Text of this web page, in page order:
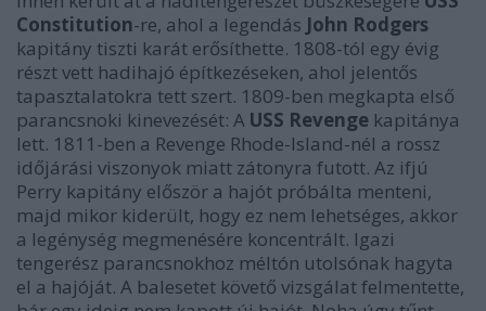
Constitution-re, ahol a legendás John Rodgers
kapitány tiszti karát erősíthette. 1808-tól egy évig
részt vett hadihajó építkezéseken, ahol jelentős
tapasztalatokra tett szert. 1809-ben megkapta első
parancsnoki kinevezését: A USS Revenge kapitánya
lett. 1811-ben a Revenge Rhode-Island-nél a rossz
időjárási viszonyok miatt zátonyra futott. Az ifjú
Perry kapitány először a hajót próbálta menteni,
majd mikor kiderült, hogy ez nem lehetséges, akkor
a legénység megmenésére koncentrált. Igazi
tengerész parancsnokhoz méltón utolsónak hagyta
el a hajóját. A balesetet követő vizsgálat felmentette,